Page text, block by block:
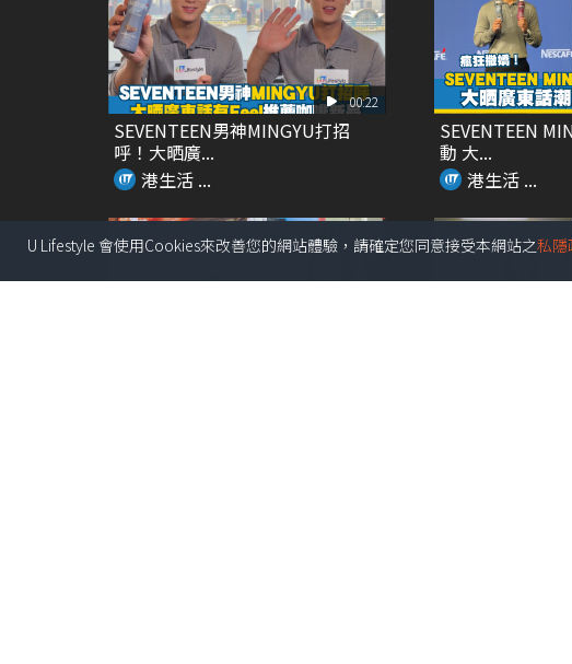
00:22
SEVENTEEN男神MINGYU打招
呼！大晒廣...
港生活 ...
SEVENTEEN
動 大...
港生活 ...
U Lifestyle 會使用Cookies來改善您的網站體驗，請確定您同意接受本網站之私隱